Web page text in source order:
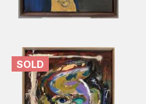
SOLD